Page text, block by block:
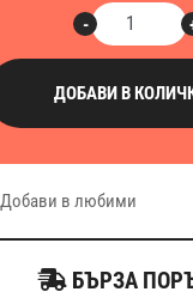
-
ДОБАВИ В
Добави в любими
БЪРЗА